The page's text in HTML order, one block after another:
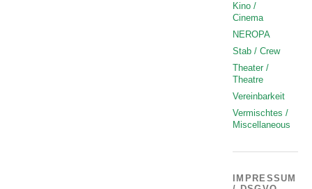
Kino /
Cinema
NEROPA
Stab / Crew
Theater /
Theatre
Vereinbarkeit
Vermischtes /
Miscellaneous
IMPRESSUM